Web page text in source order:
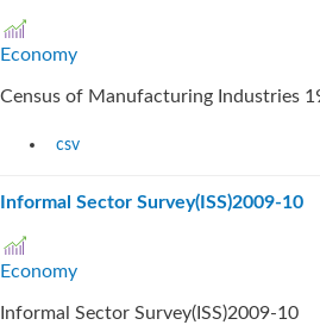
Economy
Census of Manufacturing Industries
csv
Informal Sector Survey(ISS)2009-10
Economy
Informal Sector Survey(ISS)2009-10